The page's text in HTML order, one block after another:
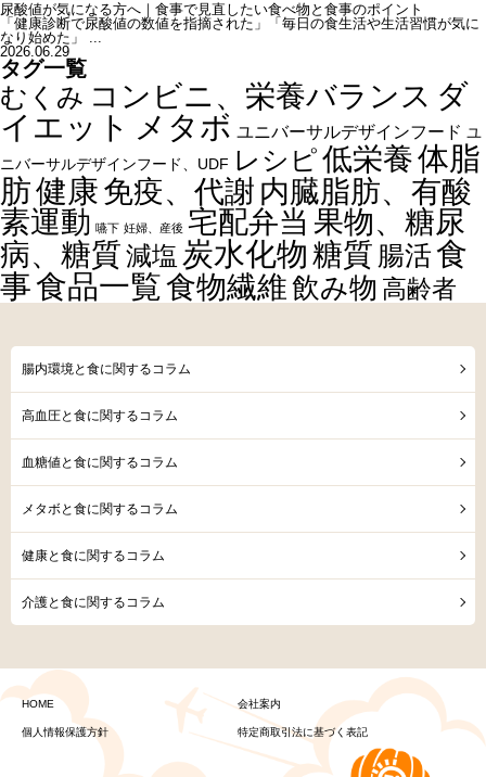
尿酸値が気になる方へ｜食事で見直したい食べ物と食事のポイント
「健康診断で尿酸値の数値を指摘された」「毎日の食生活や生活習慣が気に
なり始めた」 ...
2026.06.29
タグ一覧
むくみ コンビニ、栄養バランス ダ
イエット メタボ ユニバーサルデザインフード ユ
ニバーサルデザインフード、UDF レシピ低栄養体脂
肪健康免疫、代謝 内臓脂肪、有酸
素運動 嚥下 妊婦、産後 宅配弁当 果物、糖尿
病、糖質減塩 炭水化物糖質 腸活食
事食品一覧食物繊維飲み物 高齢者
腸内環境と食に関するコラム
高血圧と食に関するコラム
血糖値と食に関するコラム
メタボと食に関するコラム
健康と食に関するコラム
介護と食に関するコラム
HOME 会社案内
個人情報保護方針 特定商取引法に基づく表記